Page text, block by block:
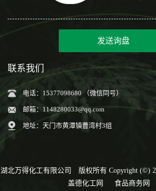
发送询盘
联系我们
电话：15377098680 （微信同号）
邮箱： 1148280033@qq.com
地址：天门市黄潭镇曹湾村3组
湖北万得化工有限公司 版权所有 Copyright (©)
盖德化工网
食品商务网